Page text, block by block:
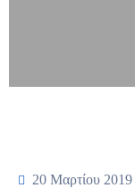
20 Μαρτίου 2019